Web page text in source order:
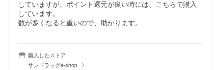
していますが、ポイント還元が良い時には、こちらで購入
しています。
数が多くなると重いので、助かります。
購入したストア
サンドラッグe-shop